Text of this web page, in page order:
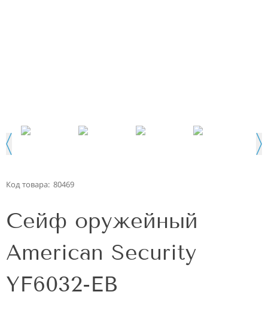
Код товара: 80469
Сейф оружейный
American Security
YF6032-EB